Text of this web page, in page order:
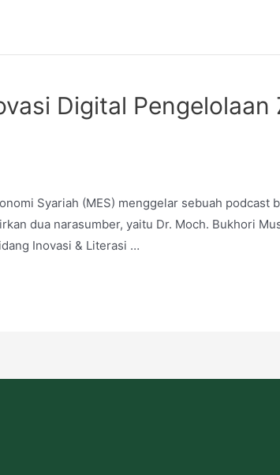
Digital Pengelolaan
Syariah (MES) menggelar sebuah podcast
dua narasumber, yaitu Dr. Moch. Bukhori
Inovasi & Literasi …